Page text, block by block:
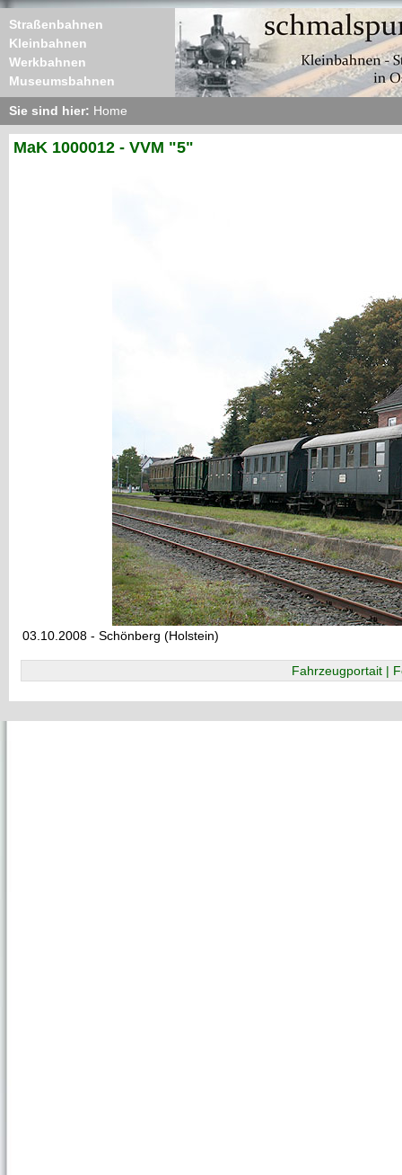
Straßenbahnen
Kleinbahnen
Werkbahnen
Museumsbahnen
Sie sind hier: Home
MaK 1000012 - VVM "5"
03.10.2008 - Schönberg (Holstein)
Fahrzeugportait |